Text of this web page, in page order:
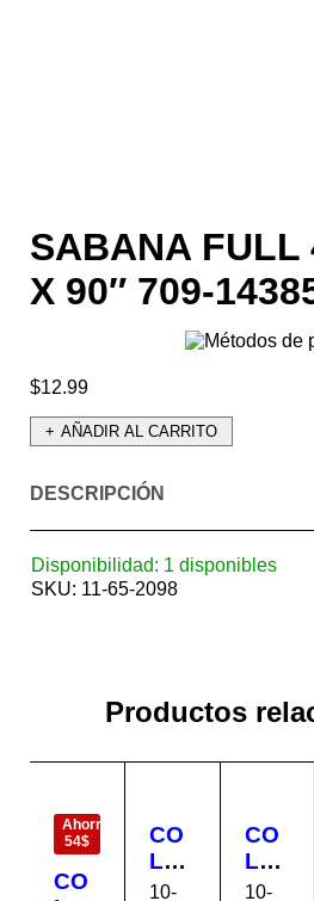
SABANA FULL
X 90″ 709-
$12.99
AÑADIR AL CARRITO
DESCRIPCIÓN
Disponibilidad: 1 disponibles
SKU: 11-65-2098
Productos
Ahorra
54$
CO
CO
LC
HO
10-
CO
LC
HO
10-